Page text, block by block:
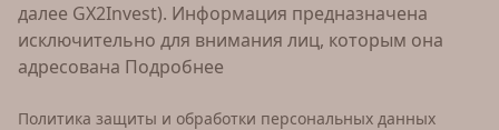
далее GX2Invest). Информация предназначена
исключительно для внимания лиц, которым она
адресована Подробнее
Политика защиты и обработки персональных данных